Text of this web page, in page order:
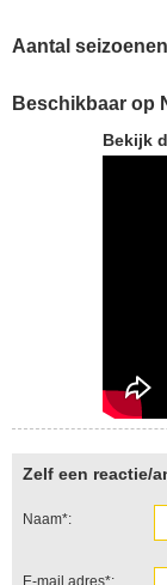
Aantal
Beschikbaar op
Bekijk
Zelf een reactie/
Naam*:
E-mail adres*: